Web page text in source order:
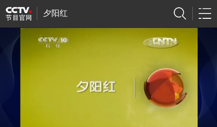
夕阳红